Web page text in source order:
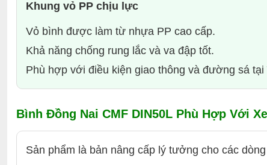
Khung vỏ PP chịu lực
Vỏ bình được làm từ nhựa PP cao cấp.
Khả năng chống rung lắc và va đập tốt.
Phù hợp với điều kiện giao thông và đường sá tại
Bình Đồng Nai CMF DIN50L Phù Hợp Với
Sản phẩm là bản nâng cấp lý tưởng cho các